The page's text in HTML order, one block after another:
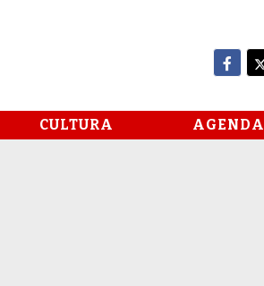
CULTURA AGENDA